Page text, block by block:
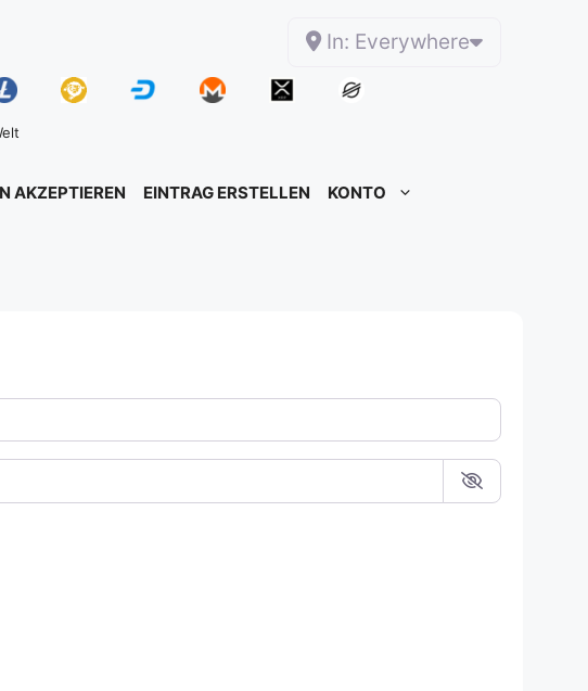
In: Everywhere
AKZEPTIEREN EINTRAG ERSTELLEN KONTO